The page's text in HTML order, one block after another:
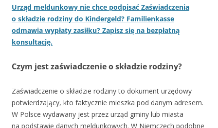
Urząd meldunkowy nie chce podpisać Zaświadczenia
o składzie rodziny do Kindergeld? Familienkasse
odmawia wypłaty zasiłku? Zapisz się na bezpłatną
konsultację.
Czym jest zaświadczenie o składzie rodziny?
Zaświadczenie o składzie rodziny to dokument urzędowy
potwierdzający, kto faktycznie mieszka pod danym adresem.
W Polsce wydawany jest przez urząd gminy lub miasta
na podstawie danych meldunkowych. W Niemczech podobne